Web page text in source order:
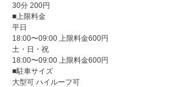
30分 200円
■上限料金
平日
18:00〜09:00 上限料金600円
土・日・祝
18:00〜09:00 上限料金600円
■駐車サイズ
大型可 ハイルーフ可